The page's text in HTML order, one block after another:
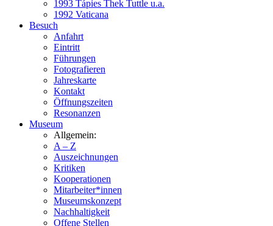
1993 Tápies Thek Tuttle u.a.
1992 Vaticana
Besuch
Anfahrt
Eintritt
Führungen
Fotografieren
Jahreskarte
Kontakt
Öffnungszeiten
Resonanzen
Museum
Allgemein:
A – Z
Auszeichnungen
Kritiken
Kooperationen
Mitarbeiter*innen
Museumskonzept
Nachhaltigkeit
Offene Stellen